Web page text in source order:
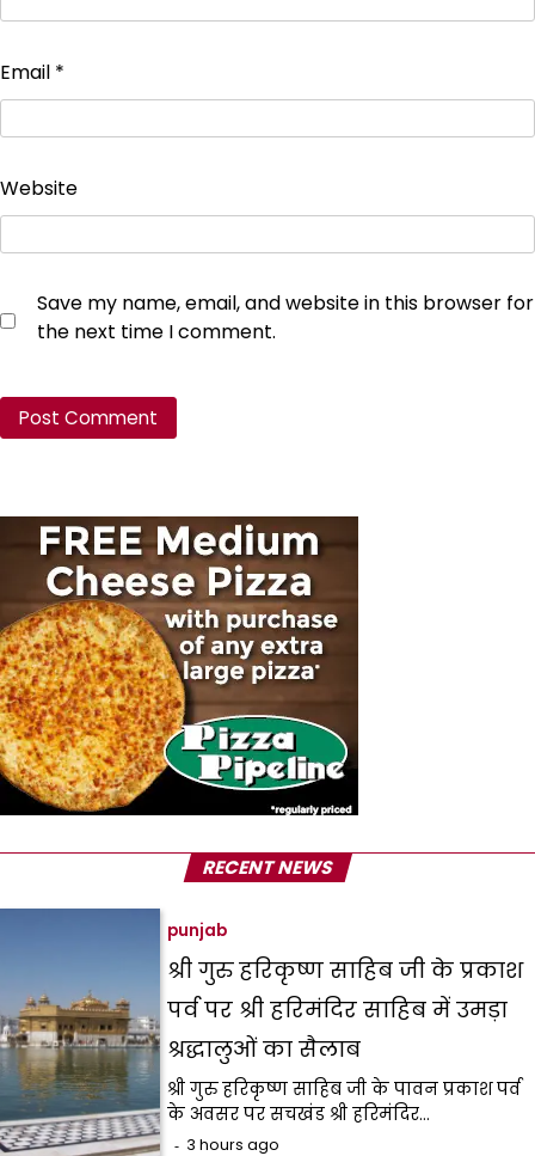
Email *
Website
Save my name, email, and website in this browser for
the next time I comment.
RECENT NEWS
punjab
श्री गुरु हरिकृष्ण साहिब जी के प्रकाश
पर्व पर श्री हरिमंदिर साहिब में उमड़ा
श्रद्धालुओं का सैलाब
श्री गुरु हरिकृष्ण साहिब जी के पावन प्रकाश पर्व
के अवसर पर सचखंड श्री हरिमंदिर…
3 hours ago